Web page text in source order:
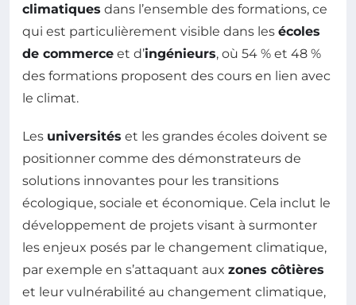
climatiques dans l’ensemble des formations, ce
qui est particulièrement visible dans les écoles
de commerce et d’ingénieurs, où 54 % et 48 %
des formations proposent des cours en lien avec
le climat.
Les universités et les grandes écoles doivent se
positionner comme des démonstrateurs de
solutions innovantes pour les transitions
écologique, sociale et économique. Cela inclut le
développement de projets visant à surmonter
les enjeux posés par le changement climatique,
par exemple en s’attaquant aux zones côtières
et leur vulnérabilité au changement climatique,